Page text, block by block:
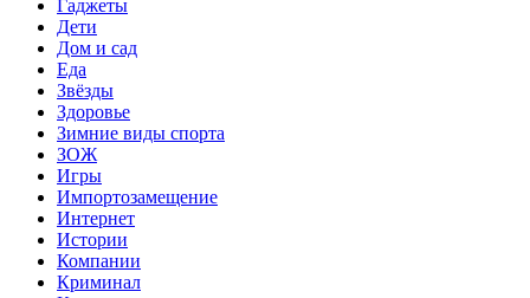
Гаджеты
Дети
Дом и сад
Еда
Звёзды
Здоровье
Зимние виды спорта
ЗОЖ
Игры
Импортозамещение
Интернет
Истории
Компании
Криминал